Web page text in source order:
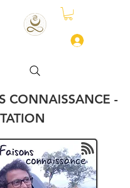
CONNAISSANCE -